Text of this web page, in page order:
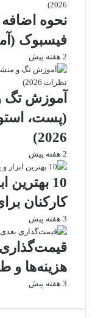
پاسخ
به
نحوه
فیسبوک
2 هفته پیش
آموزش تگ
(پست،
2026)
2 هفته پیش
10
کارکنان برای
3 هفته پیش
هزینه‌ها و
3 هفته پیش